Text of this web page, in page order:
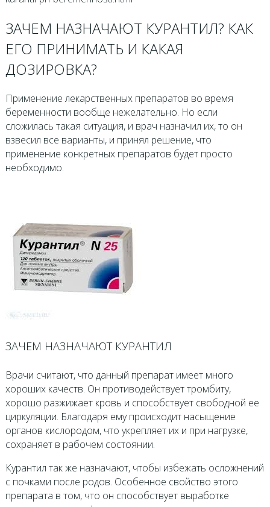
ЗАЧЕМ НАЗНАЧАЮТ КУРАНТИЛ? КАК
ЕГО ПРИНИМАТЬ И КАКАЯ
ДОЗИРОВКА?
Применение лекарственных препаратов во время
беременности вообще нежелательно. Но если
сложилась такая ситуация, и врач назначил их, то он
взвесил все варианты, и принял решение, что
применение конкретных препаратов будет просто
необходимо.
ЗАЧЕМ НАЗНАЧАЮТ КУРАНТИЛ
Врачи считают, что данный препарат имеет много
хороших качеств. Он противодействует тромбиту,
хорошо разжижает кровь и способствует свободной ее
циркуляции. Благодаря ему происходит насыщение
органов кислородом, что укрепляет их и при нагрузке,
сохраняет в рабочем состоянии.
Курантил так же назначают, чтобы избежать осложнений
с почками после родов. Особенное свойство этого
препарата в том, что он способствует выработке